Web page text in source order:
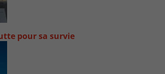
pour sa survie